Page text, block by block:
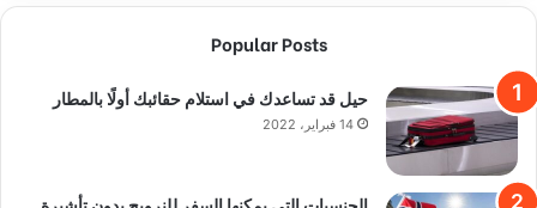
Popular Posts
حيل قد تساعدك في استلام حقائبك أولًا بالمطار
14 فبراير، 2022